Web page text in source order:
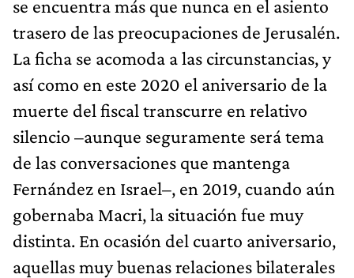
se encuentra más que nunca en el asiento
trasero de las preocupaciones de Jerusalén.
La ficha se acomoda a las circunstancias, y
así como en este 2020 el aniversario de la
muerte del fiscal transcurre en relativo
silencio –aunque seguramente será tema
de las conversaciones que mantenga
Fernández en Israel–, en 2019, cuando aún
gobernaba Macri, la situación fue muy
distinta. En ocasión del cuarto aniversario,
aquellas muy buenas relaciones bilaterales